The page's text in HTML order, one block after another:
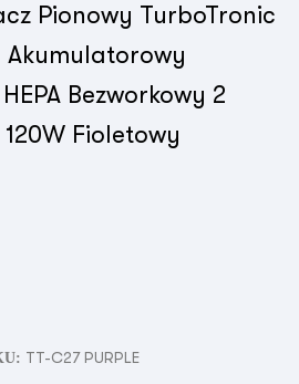
Pionowy TurboTronic
Akumulatorowy
Bezworkowy 2
120W Fioletowy
TT-C27 PURPLE